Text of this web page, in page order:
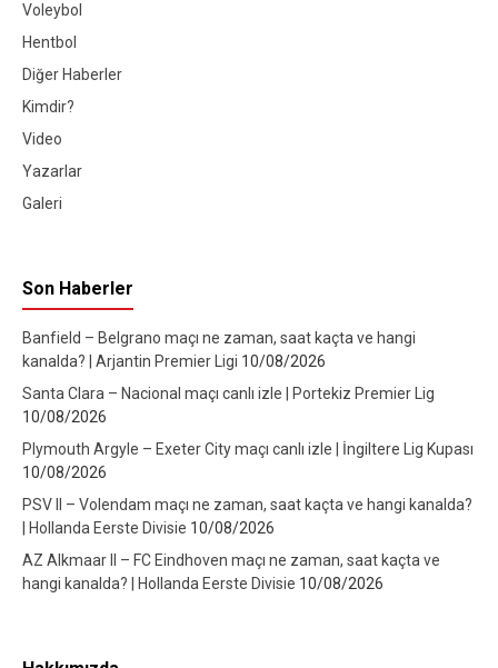
Voleybol
Hentbol
Diğer Haberler
Kimdir?
Video
Yazarlar
Galeri
Son Haberler
Banfield – Belgrano maçı ne zaman, saat kaçta ve hangi
kanalda? | Arjantin Premier Ligi 10/08/2026
Santa Clara – Nacional maçı canlı izle | Portekiz Premier Lig
10/08/2026
Plymouth Argyle – Exeter City maçı canlı izle | İngiltere Lig Kupası
10/08/2026
PSV II – Volendam maçı ne zaman, saat kaçta ve hangi kanalda?
| Hollanda Eerste Divisie 10/08/2026
AZ Alkmaar II – FC Eindhoven maçı ne zaman, saat kaçta ve
hangi kanalda? | Hollanda Eerste Divisie 10/08/2026